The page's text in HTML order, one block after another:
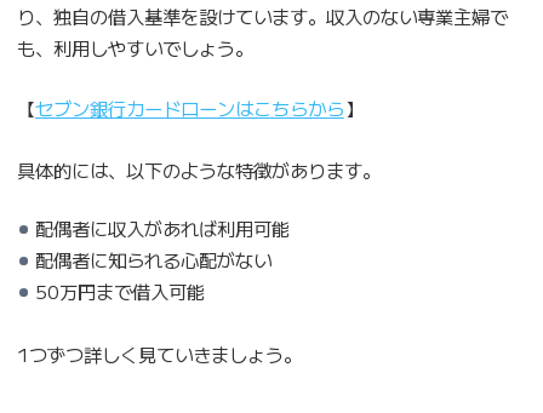
り、独自の借入基準を設けています。収入のない専業主婦で
も、利用しやすいでしょう。
【セブン銀行カードローンはこちらから】
具体的には、以下のような特徴があります。
配偶者に収入があれば利用可能
配偶者に知られる心配がない
50万円まで借入可能
1つずつ詳しく見ていきましょう。